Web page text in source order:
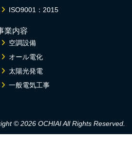
ISO9001：2015
業内容
空調設備
オール電化
太陽光発電
一般電気工事
© 2026 OCHIAIAll Rights Reserved.